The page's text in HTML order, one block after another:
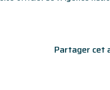
Partager cet